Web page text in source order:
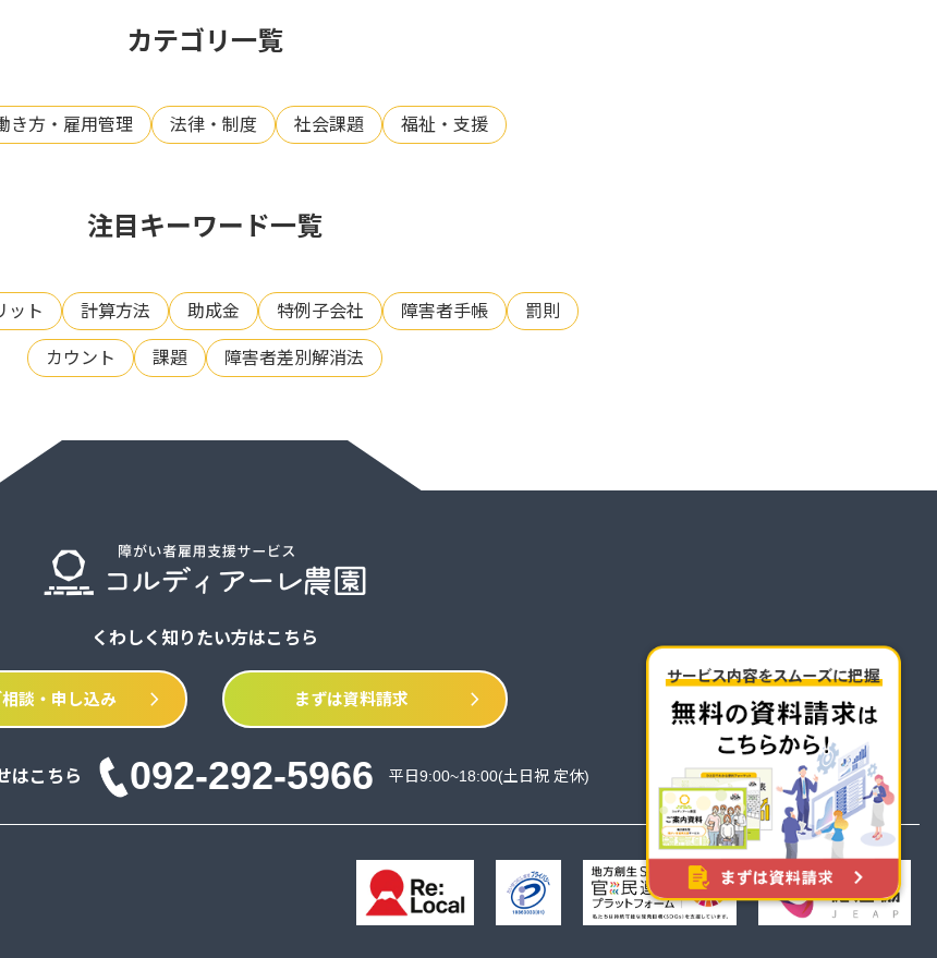
カテゴリ一覧
き方・雇用管理 法律・制度 社会課題 福祉・支援
注目キーワード一覧
ット 計算方法 助成金 特例子会社 障害者手帳 罰則
カウント 課題 障害者差別解消法
くわしく知りたい方はこちら
相談・申し込み chevron_right まずは資料請求 chevron_right
はこちら 092-292-5966 平日9:00~18:00(土日祝 定休)